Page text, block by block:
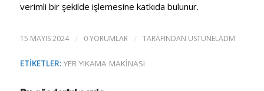
verimli bir şekilde işlemesine katkıda bulunur.
15 MAYIS 2024 / 0 YORUMLAR / TARAFINDAN USTUNELADM
ETIKETLER: YER YIKAMA MAKINASI